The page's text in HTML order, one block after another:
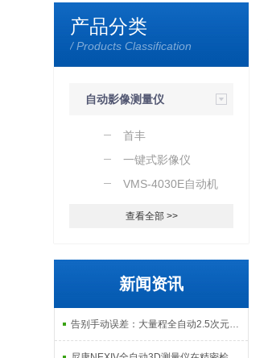
产品分类
/ Products Classification
自动影像测量仪
首丰
一键式影像仪
VMS-4030E自动机
查看全部 >>
新闻资讯
告别手动误差：大量程全自动2.5次元测量机如何实现高效精密质检？